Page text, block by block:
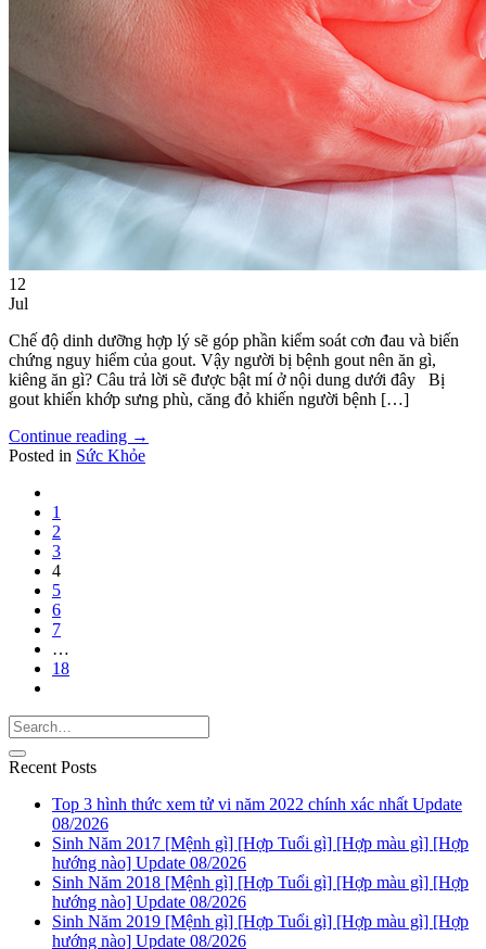
12
Jul
Chế độ dinh dưỡng hợp lý sẽ góp phần kiểm soát cơn đau và biến
chứng nguy hiểm của gout. Vậy người bị bệnh gout nên ăn gì,
kiêng ăn gì? Câu trả lời sẽ được bật mí ở nội dung dưới đây Bị
gout khiến khớp sưng phù, căng đỏ khiến người bệnh […]
Continue reading →
Posted in Sức Khỏe
1
2
3
4
5
6
7
…
18
Recent Posts
Top 3 hình thức xem tử vi năm 2022 chính xác nhất Update
08/2026
Sinh Năm 2017 [Mệnh gì] [Hợp Tuổi gì] [Hợp màu gì] [Hợp
hướng nào] Update 08/2026
Sinh Năm 2018 [Mệnh gì] [Hợp Tuổi gì] [Hợp màu gì] [Hợp
hướng nào] Update 08/2026
Sinh Năm 2019 [Mệnh gì] [Hợp Tuổi gì] [Hợp màu gì] [Hợp
hướng nào] Update 08/2026